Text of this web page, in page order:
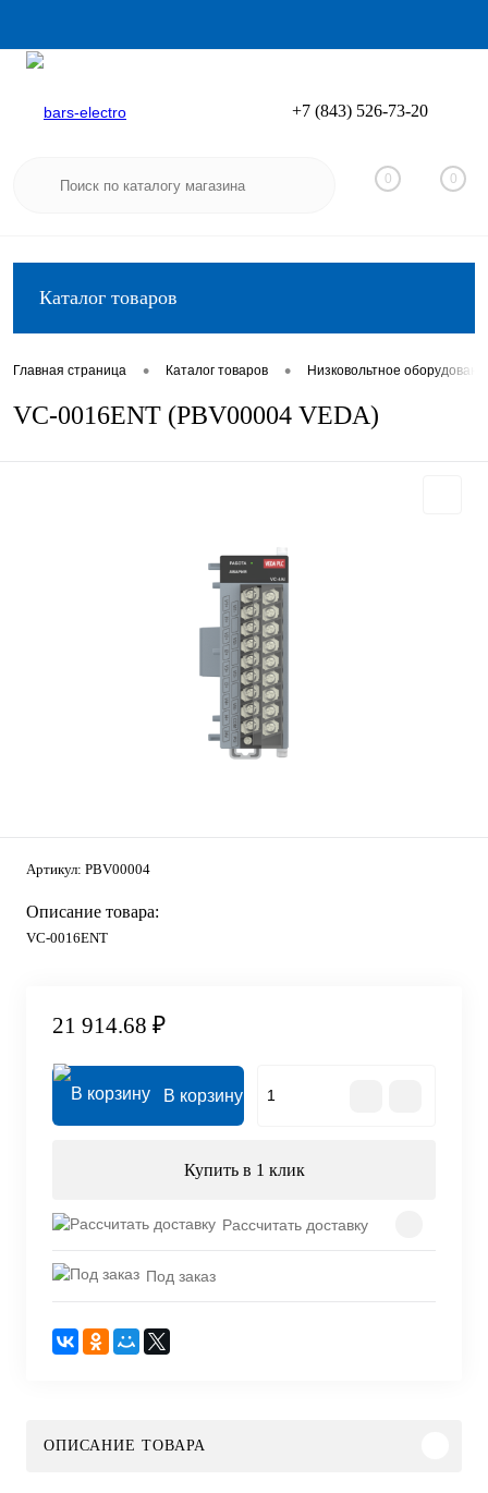
Вход
+7 (843) 526-73-20
0 0
Каталог товаров
Главная страница • Каталог товаров • Низковольтное
VC-0016ENT (PBV00004 VEDA)
Артикул: PBV00004
Описание товара:
VC-0016ENT
21 914.68 ₽
В корзину
Купить в 1 клик
Рассчитать доставку
Под заказ
ОПИСАНИЕ ТОВАРА